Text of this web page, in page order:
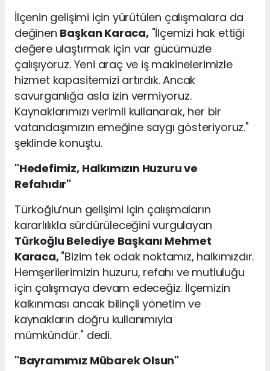
İlçenin gelişimi için yürütülen çalışmalara da
değinen Başkan Karaca,"İlçemizi hak ettiği
değere ulaştırmak için var gücümüzle
çalışıyoruz. Yeni araç ve iş makinelerimizle
hizmet kapasitemizi artırdık. Ancak
savurganlığa asla izin vermiyoruz.
Kaynaklarımızı verimli kullanarak, her bir
vatandaşımızın emeğine saygı gösteriyoruz."
şeklinde konuştu.
"Hedefimiz, Halkımızın Huzuru ve
Refahıdır"
Türkoğlu’nun gelişimi için çalışmaların
kararlılıkla sürdürüleceğini vurgulayan
Türkoğlu Belediye Başkanı Mehmet
Karaca,"Bizim tek odak noktamız, halkımızdır.
Hemşerilerimizin huzuru, refahı ve mutluluğu
için çalışmaya devam edeceğiz. İlçemizin
kalkınması ancak bilinçli yönetim ve
kaynakların doğru kullanımıyla
mümkündür." dedi.
"Bayramımız Mübarek Olsun"